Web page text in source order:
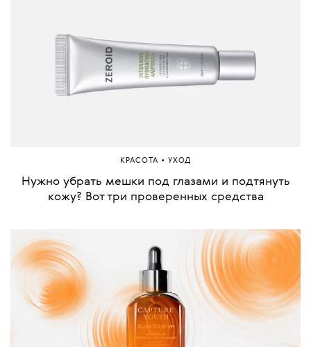
КРАСОТА • УХОД
Нужно убрать мешки под глазами и подтянуть
кожу? Вот три проверенных средства